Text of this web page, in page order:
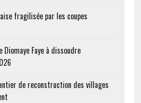
fragilisée par les coupes
Diomaye Faye à dissoudre
de reconstruction des villages